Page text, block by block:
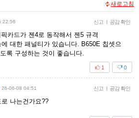
새로고침
22:56 신고 | 공감 확인
카드가 젠4로 동작해서 젠5 규격
대한 패널티가 있습니다. B650E 칩셋으
록 구성하는 것이 좋습니다.
0
1
26-06-08 04:51 신고 | 공감 확인
나는건가요??